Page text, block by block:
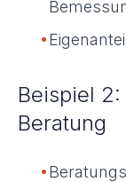
•
Beispiel
Beratung
•